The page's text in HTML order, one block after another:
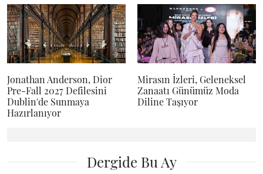
Jonathan Anderson, Dior
Pre-Fall 2027 Defilesini
Dublin'de Sunmaya
Hazırlanıyor
Mirasın İzleri, Geleneksel
Zanaatı Günümüz Moda
Diline Taşıyor
Dergide Bu Ay